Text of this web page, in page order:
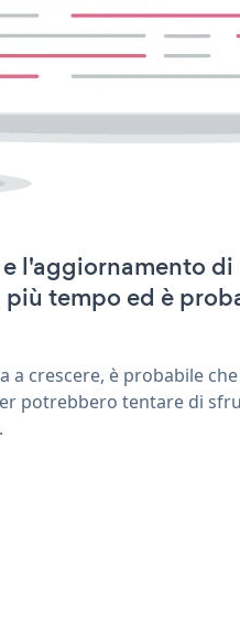
l'aggiornamento
tempo ed è
a crescere, è probabile
potrebbero tentare di